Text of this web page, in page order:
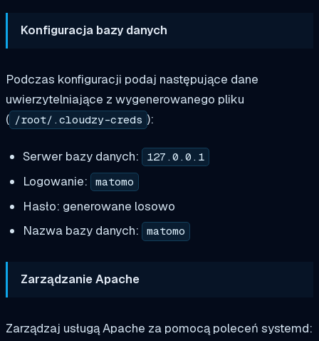
Konfiguracja bazy danych
Podczas konfiguracji podaj następujące dane
uwierzytelniające z wygenerowanego pliku
( /root/.cloudzy-creds ):
Serwer bazy danych: 127.0.0.1
Logowanie: matomo
Hasło: generowane losowo
Nazwa bazy danych: matomo
Zarządzanie Apache
Zarządzaj usługą Apache za pomocą poleceń systemd: